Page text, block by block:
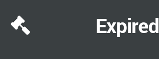
Expired